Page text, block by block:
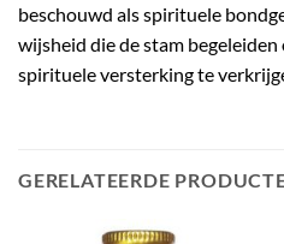
beschouwd als spirituele
wijsheid die de stam
spirituele versterking te
GERELATEERDE